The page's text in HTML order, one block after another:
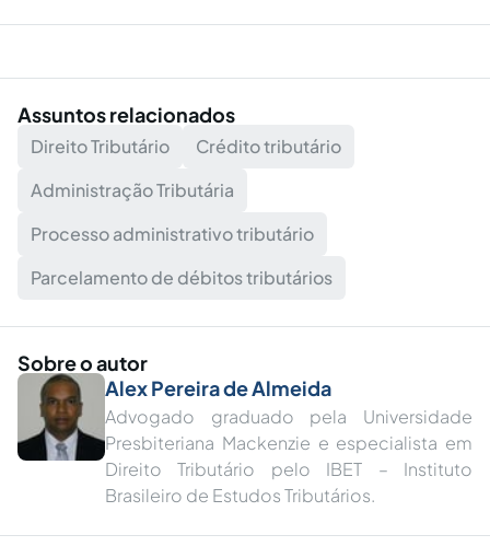
Assuntos relacionados
Direito Tributário
Crédito tributário
Administração Tributária
Processo administrativo tributário
Parcelamento de débitos tributários
Sobre o autor
Alex Pereira de Almeida
Advogado graduado pela Universidade
Presbiteriana Mackenzie e especialista em
Direito Tributário pelo IBET – Instituto
Brasileiro de Estudos Tributários.